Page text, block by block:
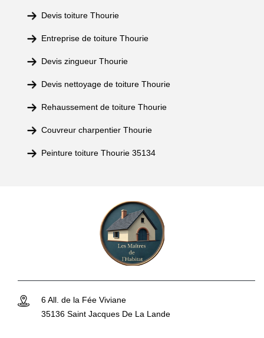
Devis toiture Thourie
Entreprise de toiture Thourie
Devis zingueur Thourie
Devis nettoyage de toiture Thourie
Rehaussement de toiture Thourie
Couvreur charpentier Thourie
Peinture toiture Thourie 35134
6 All. de la Fée Viviane
35136 Saint Jacques De La Lande